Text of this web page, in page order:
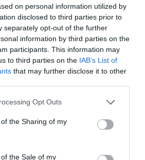
on personal information utilized by
disclosed to third parties prior to
separately opt-out of the further
information by third parties on the
participants. This information may
to third parties on the IAB’s List of
that may further disclose it to other
app uses one or more Google
or usage behaviour. You may click to
to Google and its third-party tags to
specified purposes in below Google
Opt Outs
the Sharing of my
the Sale of my